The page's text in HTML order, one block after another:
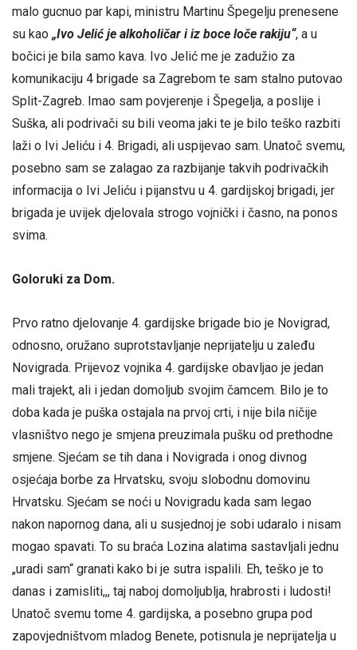
malo gucnuo par kapi, ministru Martinu Špegelju prenesene
su kao „Ivo Jelić je alkoholičar i iz boce loče rakiju“, a u
bočici je bila samo kava. Ivo Jelić me je zadužio za
komunikaciju 4 brigade sa Zagrebom te sam stalno putovao
Split-Zagreb. Imao sam povjerenje i Špegelja, a poslije i
Suška, ali podrivači su bili veoma jaki te je bilo teško razbiti
laži o Ivi Jeliću i 4. Brigadi, ali uspijevao sam. Unatoč svemu,
posebno sam se zalagao za razbijanje takvih podrivačkih
informacija o Ivi Jeliću i pijanstvu u 4. gardijskoj brigadi, jer
brigada je uvijek djelovala strogo vojnički i časno, na ponos
svima.
Goloruki za Dom.
Prvo ratno djelovanje 4. gardijske brigade bio je Novigrad,
odnosno, oružano suprotstavljanje neprijatelju u zaleđu
Novigrada. Prijevoz vojnika 4. gardijske obavljao je jedan
mali trajekt, ali i jedan domoljub svojim čamcem. Bilo je to
doba kada je puška ostajala na prvoj crti, i nije bila ničije
vlasništvo nego je smjena preuzimala pušku od prethodne
smjene. Sjećam se tih dana i Novigrada i onog divnog
osjećaja borbe za Hrvatsku, svoju slobodnu domovinu
Hrvatsku. Sjećam se noći u Novigradu kada sam legao
nakon napornog dana, ali u susjednoj je sobi udaralo i nisam
mogao spavati. To su braća Lozina alatima sastavljali jednu
„uradi sam“ granati kako bi je sutra ispalili. Eh, teško je to
danas i zamisliti,,, taj naboj domoljublja, hrabrosti i ludosti!
Unatoč svemu tome 4. gardijska, a posebno grupa pod
zapovjedništvom mladog Benete, potisnula je neprijatelja u